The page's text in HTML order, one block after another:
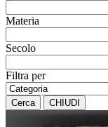
Materia
Secolo
Filtra per
Cerca CHIUDI